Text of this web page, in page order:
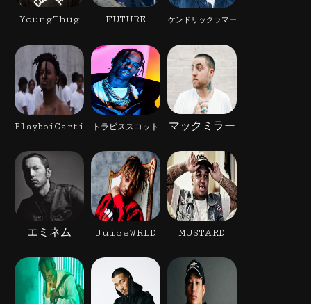
YoungThug FUTURE ケンドリックラマー
PlayboiCarti トラビススコット マックミラー
エミネム JuiceWRLD MUSTARD